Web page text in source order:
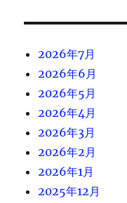
2026年7月
2026年6月
2026年5月
2026年4月
2026年3月
2026年2月
2026年1月
2025年12月